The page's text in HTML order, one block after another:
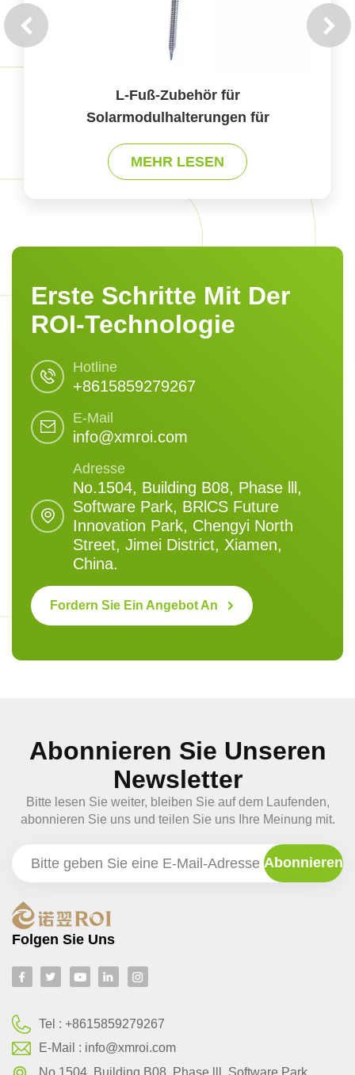
L-Fuß-Zubehör für
Solarmodulhalterungen für
verschiedene Dachtypen
MEHR LESEN
Erste Schritte Mit Der
ROI-Technologie
Hotline
+8615859279267
E-Mail
info@xmroi.com
Adresse
No.1504, Building B08, Phase lll,
Software Park, BRlCS Future
Innovation Park, Chengyi North
Street, Jimei District, Xiamen,
China.
Fordern Sie Ein Angebot An
Abonnieren Sie Unseren
Newsletter
Bitte lesen Sie weiter, bleiben Sie auf dem Laufenden,
abonnieren Sie uns und teilen Sie uns Ihre Meinung mit.
Folgen Sie Uns
Tel :+8615859279267
E-Mail : info@xmroi.com
No.1504, Building B08, Phase lll, Software Park,